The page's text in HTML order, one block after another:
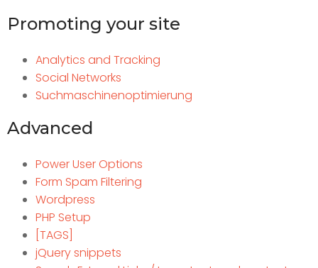
Promoting your site
Analytics and Tracking
Social Networks
Suchmaschinenoptimierung
Advanced
Power User Options
Form Spam Filtering
Wordpress
PHP Setup
[TAGS]
jQuery snippets